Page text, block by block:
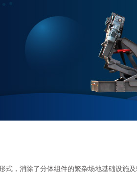
式，消除了分体组件的繁杂场地基础设施